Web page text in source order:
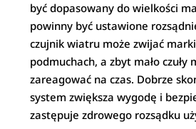
być dopasowany do wielkości
powinny być ustawione
czujnik wiatru może zwijać
podmuchach, a zbyt mało czuły
zareagować na czas. Dobrze
system zwiększa wygodę i
zastępuje zdrowego rozsądku